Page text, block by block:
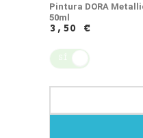
Pintura DORA
50ml
3,50 €
SÍ